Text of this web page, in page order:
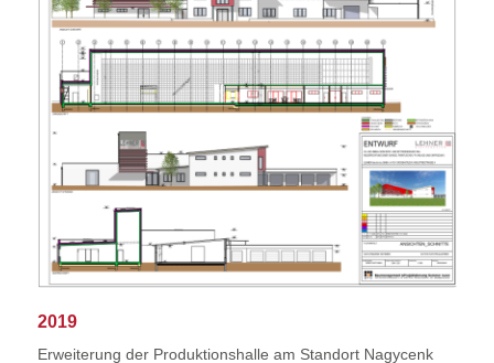
2019
Erweiterung der Produktionshalle am Standort Nagycenk